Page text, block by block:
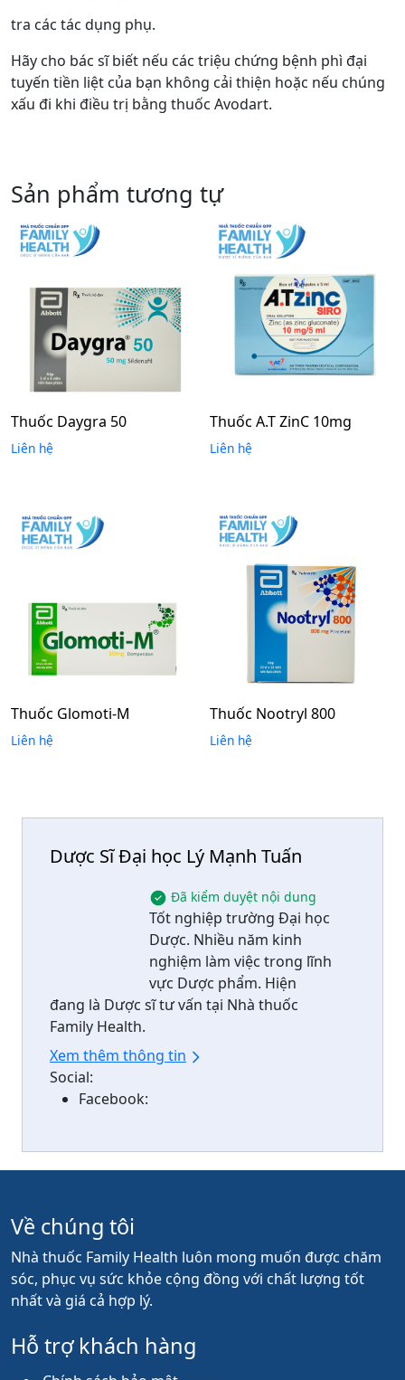
tra các tác dụng phụ.
Hãy cho bác sĩ biết nếu các triệu chứng bệnh phì đại
tuyến tiền liệt của bạn không cải thiện hoặc nếu chúng
xấu đi khi điều trị bằng thuốc Avodart.
Sản phẩm tương tự
Thuốc Daygra 50
Liên hệ
Thuốc A.T ZinC 10mg
Liên hệ
Thuốc Glomoti-M
Liên hệ
Thuốc Nootryl 800
Liên hệ
Dược Sĩ Đại học Lý Mạnh Tuấn
Đã kiểm duyệt nội dung
Tốt nghiệp trường Đại học
Dược. Nhiều năm kinh
nghiệm làm việc trong lĩnh
vực Dược phẩm. Hiện
đang là Dược sĩ tư vấn tại Nhà thuốc
Family Health.
Xem thêm thông tin
Social:
Facebook:
Về chúng tôi
Nhà thuốc Family Health luôn mong muốn được chăm
sóc, phục vụ sức khỏe cộng đồng với chất lượng tốt
nhất và giá cả hợp lý.
Hỗ trợ khách hàng